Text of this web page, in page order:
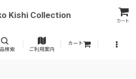
Kishi Collection
カート
検索 ご利用案内
カート